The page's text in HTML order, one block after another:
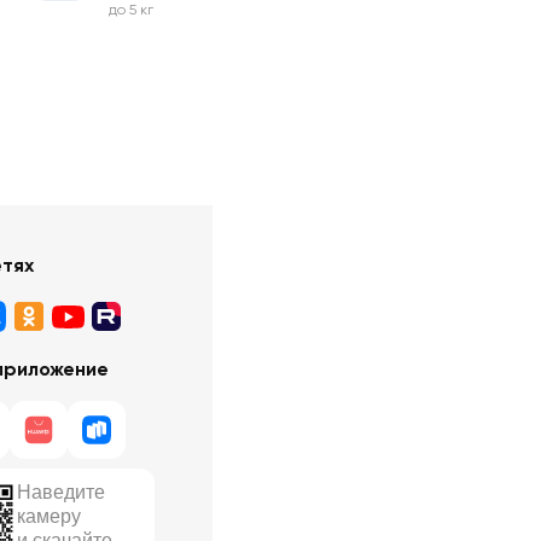
до 5 кг
Наведите
камеру